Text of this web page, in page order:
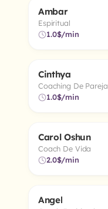
Online
Ambar
Espiritual
1.0$/min
Online
Cinthya
Coaching De Pareja
1.0$/min
Online
Carol Oshun
Coach De Vida
2.0$/min
Online
Angel